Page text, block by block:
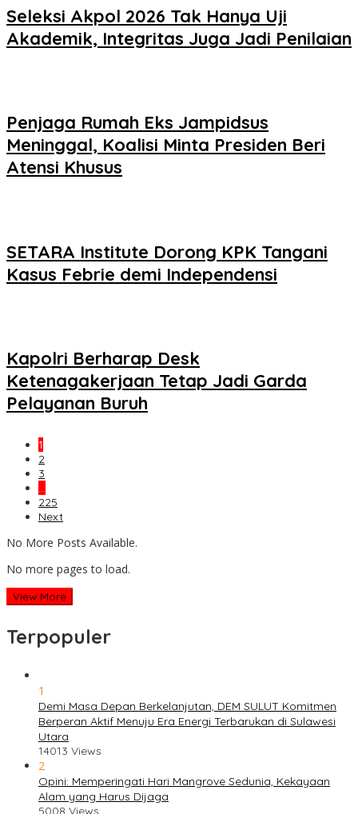
Seleksi Akpol 2026 Tak Hanya Uji
Akademik, Integritas Juga Jadi Penilaian
Penjaga Rumah Eks Jampidsus
Meninggal, Koalisi Minta Presiden Beri
Atensi Khusus
SETARA Institute Dorong KPK Tangani
Kasus Febrie demi Independensi
Kapolri Berharap Desk
Ketenagakerjaan Tetap Jadi Garda
Pelayanan Buruh
1
2
3
…
225
Next
No More Posts Available.
No more pages to load.
View More
Terpopuler
1
Demi Masa Depan Berkelanjutan, DEM SULUT Komitmen
Berperan Aktif Menuju Era Energi Terbarukan di Sulawesi
Utara
14013 Views
2
Opini: Memperingati Hari Mangrove Sedunia, Kekayaan
Alam yang Harus Dijaga
5008 Views